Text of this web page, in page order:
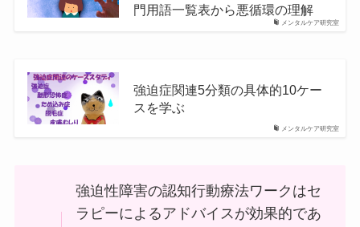
メンタルケア研究室
門用語一覧表から悪循環の理解
メンタルケア研究室
強迫症関連5分類の具体的10ケー
スを学ぶ
強迫性障害の認知行動療法ワークはセ
ラピーによるアドバイスが効果的であ